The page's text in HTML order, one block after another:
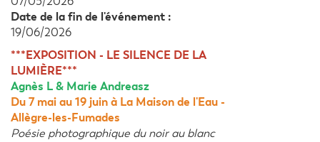
Date de la fin de l'événement :
19/06/2026
***EXPOSITION - LE SILENCE DE LA
LUMIÈRE***
Agnès L & Marie Andreasz
Du 7 mai au 19 juin à La Maison de l'Eau -
Allègre-les-Fumades
Poésie photographique du noir au blanc